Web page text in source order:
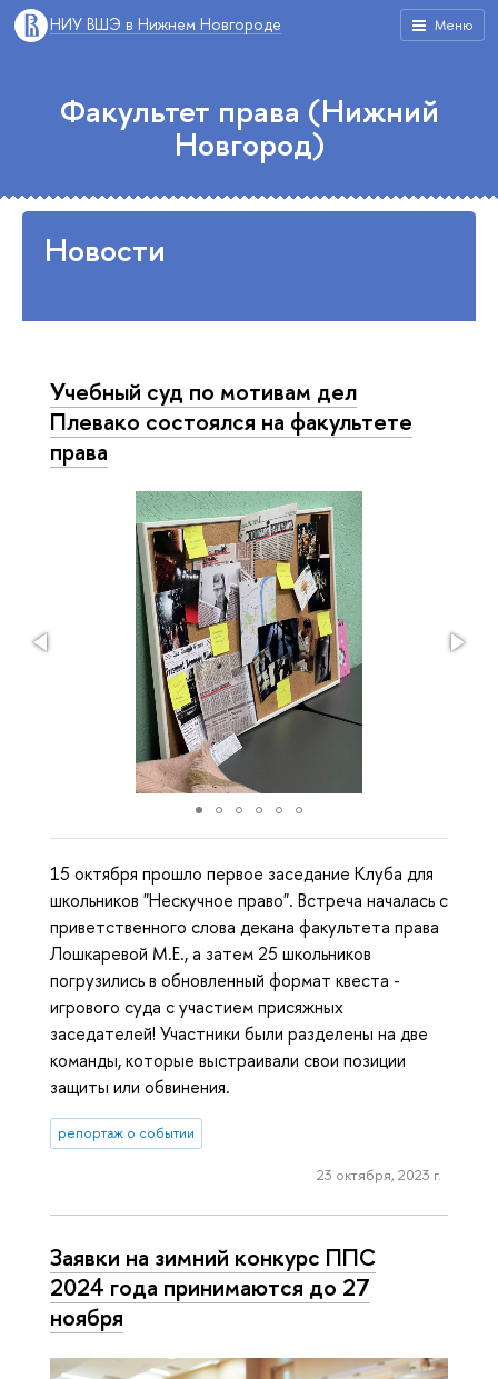
Меню
НИУ ВШЭ в Нижнем Новгороде
Факультет права (Нижний
Новгород)
Новости
Учебный суд по мотивам дел
Плевако состоялся на факультете
права
15 октября прошло первое заседание Клуба для
школьников "Нескучное право". Встреча началась с
приветственного слова декана факультета права
Лошкаревой М.Е., а затем 25 школьников
погрузились в обновленный формат квеста -
игрового суда с участием присяжных
заседателей! Участники были разделены на две
команды, которые выстраивали свои позиции
защиты или обвинения.
репортаж о событии
23 октября, 2023 г.
Заявки на зимний конкурс ППС
2024 года принимаются до 27
ноября